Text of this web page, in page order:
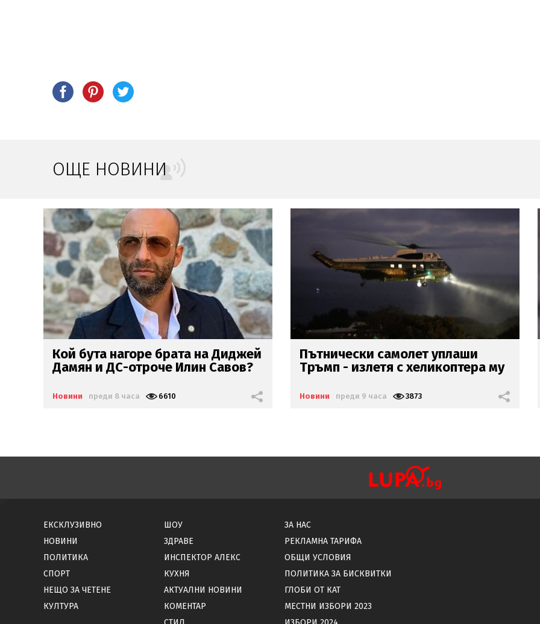
ОЩЕ НОВИНИ
Пътнически самолет уплаши
Тръмп - излетя с хеликоптера му
Новини преди 9 часа 3873
След буряв мрежата:Диамант
изтри профила си във фейсук
Новини преди 9 часа 8514
ЕКСКЛУЗИВНО
НОВИНИ
ПОЛИТИКА
СПОРТ
НЕЩО ЗА ЧЕТЕНЕ
КУЛТУРА
ШОУ
ЗДРАВЕ
ИНСПЕКТОР АЛЕКС
КУХНЯ
АКТУАЛНИ НОВИНИ
КОМЕНТАР
ЗА НАС
РЕКЛАМНА ТАРИФА
ОБЩИ УСЛОВИЯ
ПОЛИТИКА ЗА БИСКВИТКИ
ГЛОБИ ОТ КАТ
МЕСТНИ ИЗБОРИ 2023